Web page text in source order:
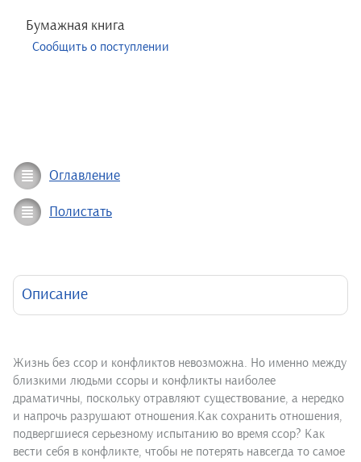
Бумажная книга
Сообщить о поступлении
Оглавление
Полистать
Описание
Жизнь без ссор и конфликтов невозможна. Но именно между
близкими людьми ссоры и конфликты наиболее
драматичны, поскольку отравляют существование, а нередко
и напрочь разрушают отношения.Как сохранить отношения,
подвергшиеся серьезному испытанию во время ссор? Как
вести себя в конфликте, чтобы не потерять навсегда то самое